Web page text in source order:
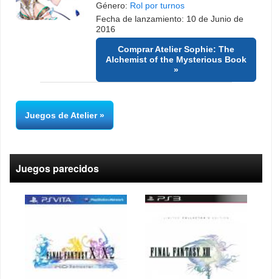
Género: Rol por turnos
Fecha de lanzamiento: 10 de Junio de
2016
Comprar Atelier Sophie: The
Alchemist of the Mysterious Book
Juegos de Atelier
Juegos parecidos